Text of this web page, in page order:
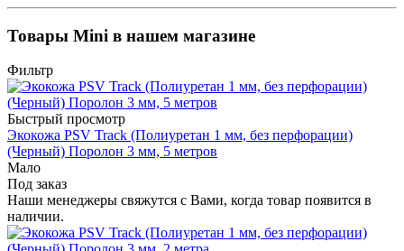
Товары Mini в нашем магазине
Фильтр
Быстрый просмотр
Экокожа PSV Track (Полиуретан 1 мм, без перфорации)
(Черный) Поролон 3 мм, 5 метров
Мало
Под заказ
Наши менеджеры свяжутся с Вами, когда товар появится в
наличии.